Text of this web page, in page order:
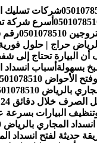
شركات تسليك
أسرع شركة
رقم
| حلول فورية بأحدث
أن البيارة تحتاج إلى
بسهولة أسباب
0501078510
0501078510
المجاري بالرياض 0501078510 | حل فوري لمشاكل الصرف الصحي
حديثة لفتح انسداد